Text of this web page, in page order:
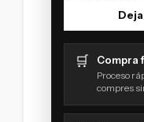
🛒 Compra
Proceso
compres